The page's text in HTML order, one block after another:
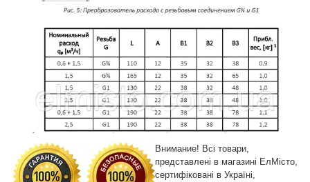
Внимание! Всі товари,
представлені в магазині ЕлМісто,
сертифіковані в Україні,